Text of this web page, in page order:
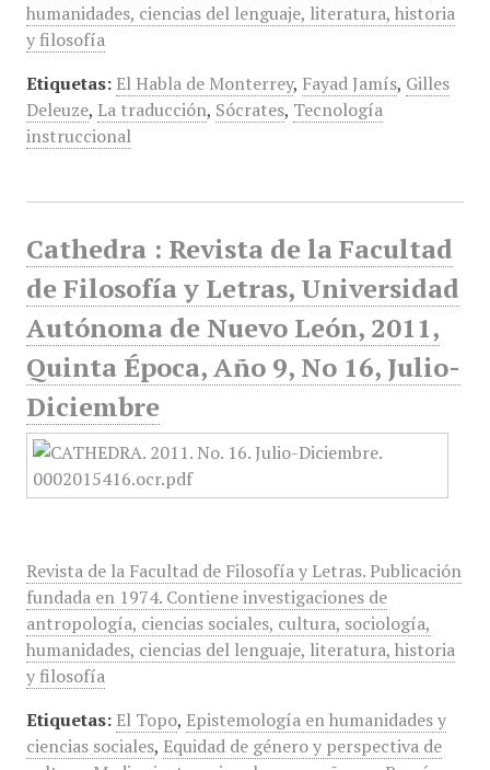
humanidades, ciencias del lenguaje, literatura, historia
y filosofía
Etiquetas: El Habla de Monterrey, Fayad Jamís, Gilles
Deleuze, La traducción, Sócrates, Tecnología
instruccional
Cathedra : Revista de la Facultad
de Filosofía y Letras, Universidad
Autónoma de Nuevo León, 2011,
Quinta Época, Año 9, No 16, Julio-
Diciembre
Revista de la Facultad de Filosofía y Letras. Publicación
fundada en 1974. Contiene investigaciones de
antropología, ciencias sociales, cultura, sociología,
humanidades, ciencias del lenguaje, literatura, historia
y filosofía
Etiquetas: El Topo, Epistemología en humanidades y
ciencias sociales, Equidad de género y perspectiva de